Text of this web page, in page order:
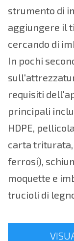
strumento di
aggiungere il
cercando di
In pochi
requisiti
principali
HDPE,
carta
ferrosi),
moquette e
trucioli di